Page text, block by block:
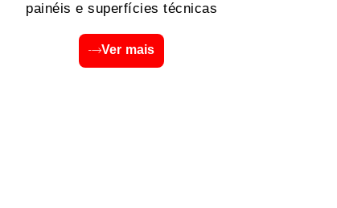
painéis e superfícies técnicas
Ver mais